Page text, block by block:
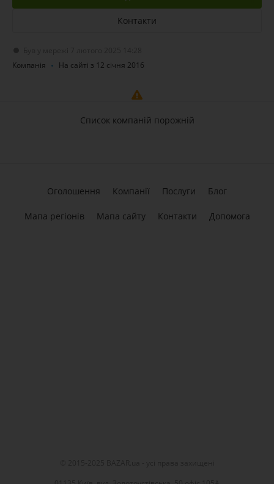
Контакти
Компанія
На сайті з 12 січня 2016
Список компаній порожній
Оголошення Компанії Послуги Блог
Мапа регіонів Мапа сайту Контакти Допомога